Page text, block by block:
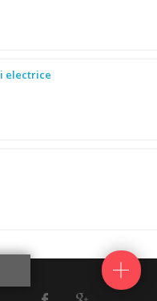
electrice